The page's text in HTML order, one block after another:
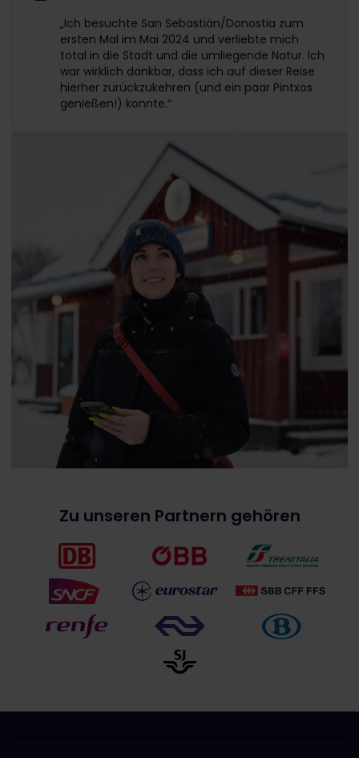
„Ich besuchte San Sebastián/Donostia zum
ersten Mal im Mai 2024 und verliebte mich
total in die Stadt und die umliegende Natur. Ich
war wirklich dankbar, dass ich auf dieser Reise
hierher zurückzukehren (und ein paar Pintxos
genießen!) konnte.“
Zu unseren Partnern gehören